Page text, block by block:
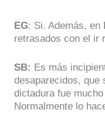
EG: Si. Además, en
retrasados con el ir
SB: Es más
desaparecidos, que
dictadura fue
Normalmente lo